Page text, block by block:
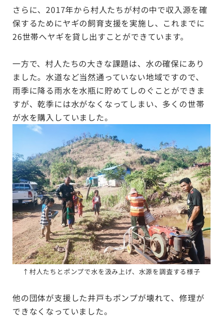
さらに、2017年から村人たちが村の中で収入源を確
保するためにヤギの飼育支援を実施し、これまでに
26世帯へヤギを貸し出すことができています。
一方で、村人たちの大きな課題は、水の確保にあり
ました。水道など当然通っていない地域ですので、
雨季に降る雨水を水瓶に貯めてしのぐことができま
すが、乾季には水がなくなってしまい、多くの世帯
が水を購入していました。
↑ 村人たちとポンプで水を汲み上げ、水源を調査する様子
他の団体が支援した井戸もポンプが壊れて、修理が
できなくなっていました。